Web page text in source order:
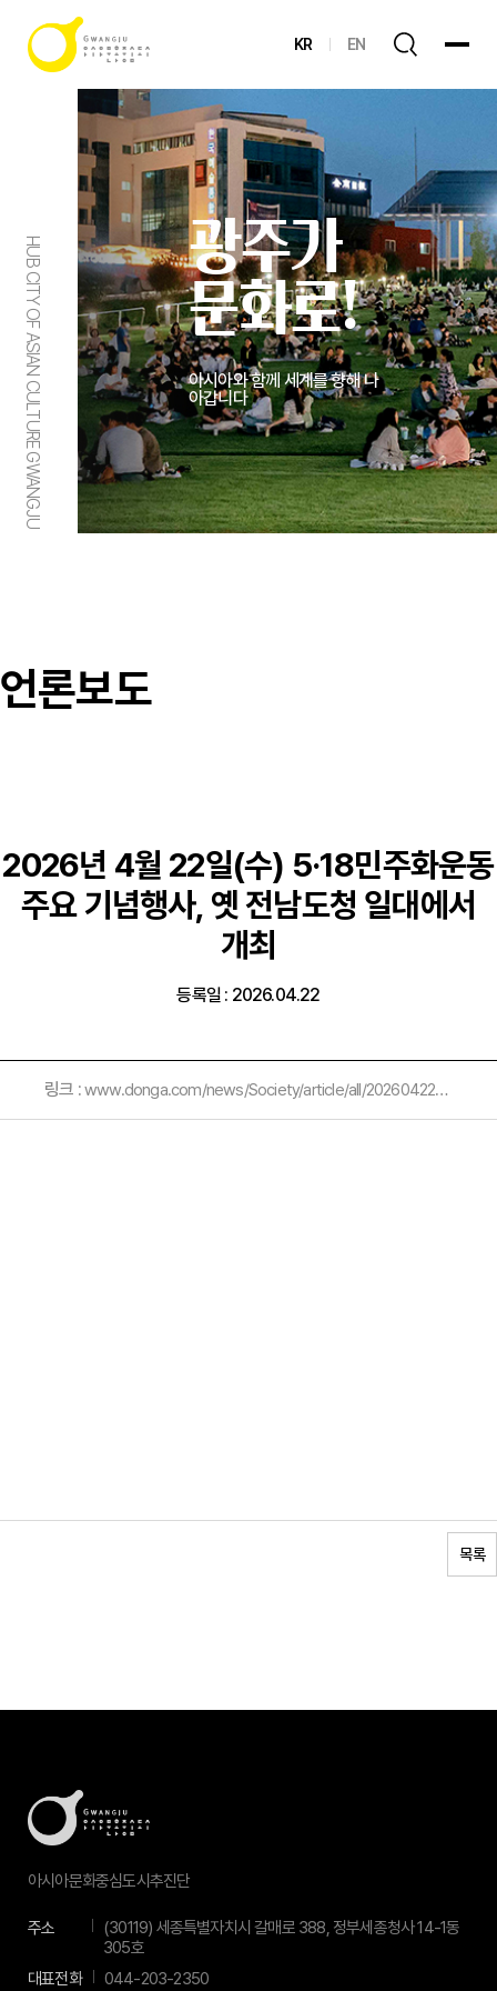
KR EN
HUB CITY OF ASIAN CULTURE GWANGJU
광주가
문화로!
아시아와 함께 세계를 향해 나
아갑니다
언론보도
2026년 4월 22일(수) 5·18민주화운동
주요 기념행사, 옛 전남도청 일대에서
개최
등록일 : 2026.04.22
링크 :www.donga.com/news/Society/article/all/20260422/133787571/1
목록
아시아문화중심도시추진단
주소
(30119) 세종특별자치시 갈매로 388, 정부세종청사 14-1동
305호
대표전화
044-203-2350